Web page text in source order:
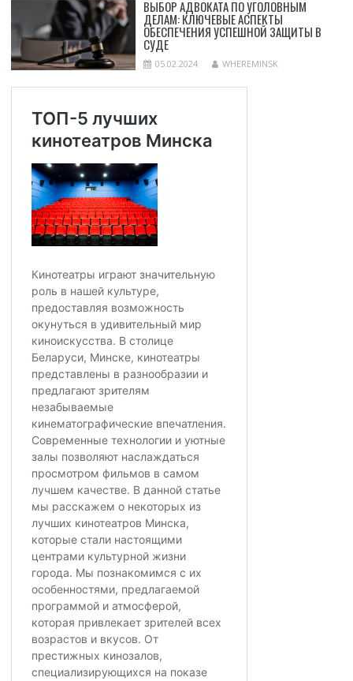
ВЫБОР АДВОКАТА ПО УГОЛОВНЫМ
ДЕЛАМ: КЛЮЧЕВЫЕ АСПЕКТЫ
ОБЕСПЕЧЕНИЯ УСПЕШНОЙ ЗАЩИТЫ В
СУДЕ
05.02.2024 WHEREMINSK